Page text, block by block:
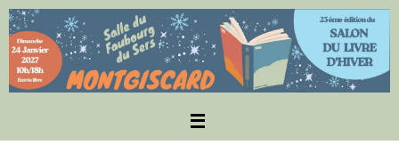
Passer
au
contenu